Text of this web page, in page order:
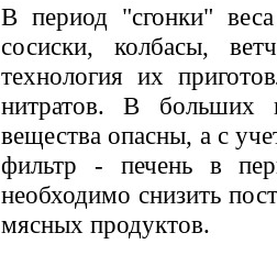
В период "сгонки"
сосиски, колбасы,
технология их
нитратов. В больших
вещества опасны, а с
фильтр - печень в
необходимо снизить
мясных продуктов.